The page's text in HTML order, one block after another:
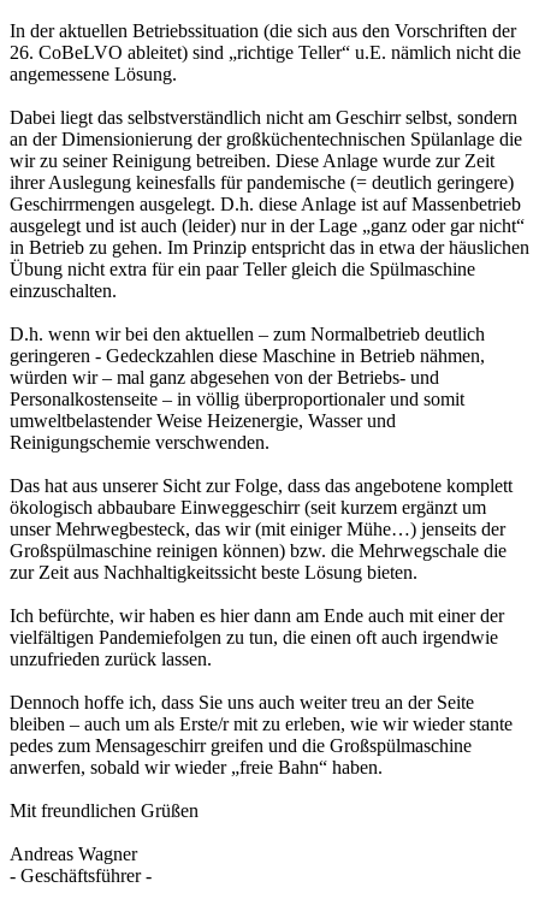
In der aktuellen Betriebssituation (die sich aus den Vorschriften der
26. CoBeLVO ableitet) sind „richtige Teller“ u.E. nämlich nicht die
angemessene Lösung.
Dabei liegt das selbstverständlich nicht am Geschirr selbst, sondern
an der Dimensionierung der großküchentechnischen Spülanlage die
wir zu seiner Reinigung betreiben. Diese Anlage wurde zur Zeit
ihrer Auslegung keinesfalls für pandemische (= deutlich geringere)
Geschirrmengen ausgelegt. D.h. diese Anlage ist auf Massenbetrieb
ausgelegt und ist auch (leider) nur in der Lage „ganz oder gar nicht“
in Betrieb zu gehen. Im Prinzip entspricht das in etwa der häuslichen
Übung nicht extra für ein paar Teller gleich die Spülmaschine
einzuschalten.
D.h. wenn wir bei den aktuellen – zum Normalbetrieb deutlich
geringeren - Gedeckzahlen diese Maschine in Betrieb nähmen,
würden wir – mal ganz abgesehen von der Betriebs- und
Personalkostenseite – in völlig überproportionaler und somit
umweltbelastender Weise Heizenergie, Wasser und
Reinigungschemie verschwenden.
Das hat aus unserer Sicht zur Folge, dass das angebotene komplett
ökologisch abbaubare Einweggeschirr (seit kurzem ergänzt um
unser Mehrwegbesteck, das wir (mit einiger Mühe…) jenseits der
Großspülmaschine reinigen können) bzw. die Mehrwegschale die
zur Zeit aus Nachhaltigkeitssicht beste Lösung bieten.
Ich befürchte, wir haben es hier dann am Ende auch mit einer der
vielfältigen Pandemiefolgen zu tun, die einen oft auch irgendwie
unzufrieden zurück lassen.
Dennoch hoffe ich, dass Sie uns auch weiter treu an der Seite
bleiben – auch um als Erste/r mit zu erleben, wie wir wieder stante
pedes zum Mensageschirr greifen und die Großspülmaschine
anwerfen, sobald wir wieder „freie Bahn“ haben.
Mit freundlichen Grüßen
Andreas Wagner
- Geschäftsführer -